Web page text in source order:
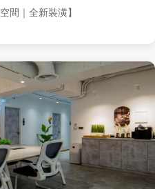
間｜全新裝潢】